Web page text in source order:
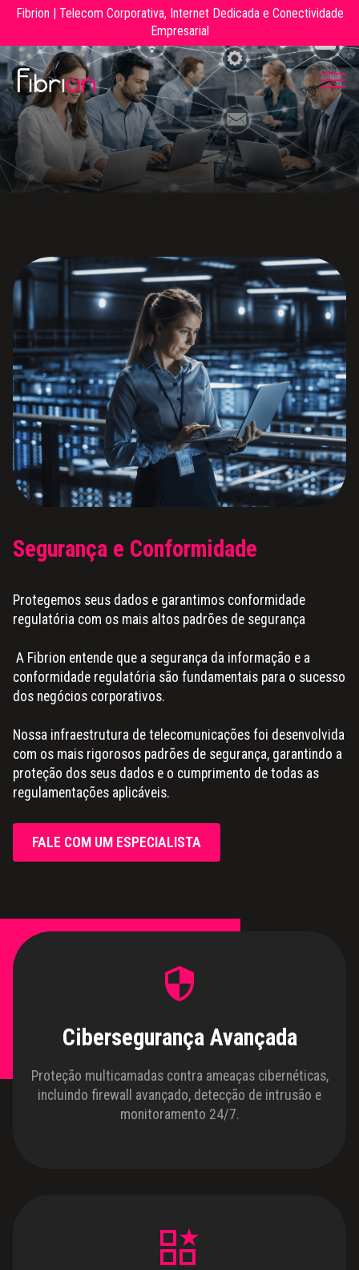
Fibrion | Telecom Corporativa, Internet Dedicada e Conectividade
Empresarial
Segurança e Conformidade
Protegemos seus dados e garantimos conformidade
regulatória com os mais altos padrões de segurança
A Fibrion entende que a segurança da informação e a
conformidade regulatória são fundamentais para o sucesso
dos negócios corporativos.
Nossa infraestrutura de telecomunicações foi desenvolvida
com os mais rigorosos padrões de segurança, garantindo a
proteção dos seus dados e o cumprimento de todas as
regulamentações aplicáveis.
FALE COM UM ESPECIALISTA
Cibersegurança Avançada
Proteção multicamadas contra ameaças cibernéticas,
incluindo firewall avançado, detecção de intrusão e
monitoramento 24/7.